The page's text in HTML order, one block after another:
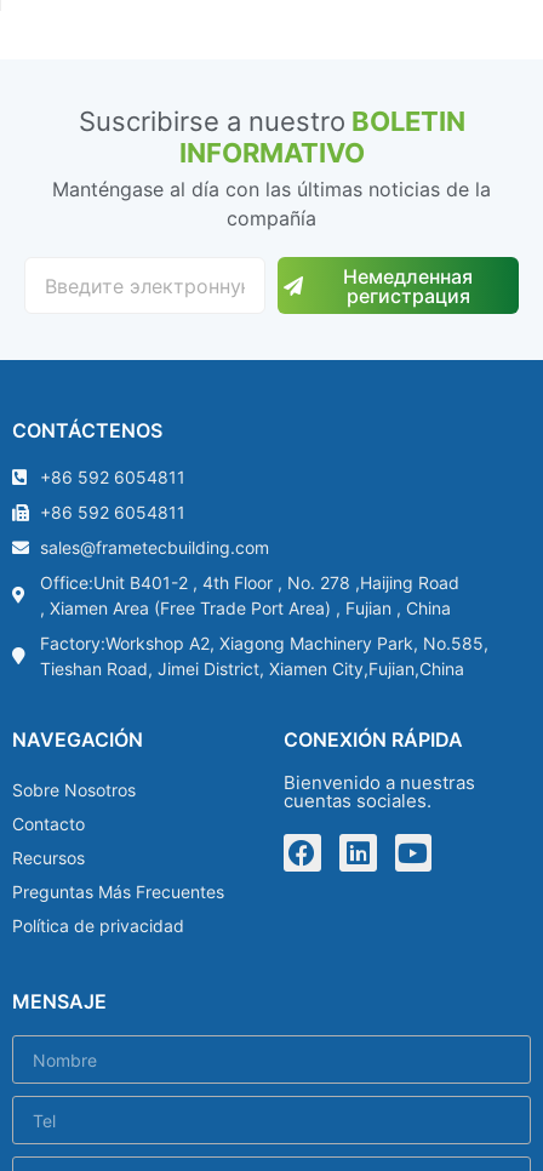
Suscribirse a nuestro BOLETIN
INFORMATIVO
Manténgase al día con las últimas noticias de la
compañía
Немедленная
регистрация
CONTÁCTENOS
+86 592 6054811
+86 592 6054811
sales@frametecbuilding.com
Office:Unit B401-2 , 4th Floor , No. 278 ,Haijing Road
, Xiamen Area (Free Trade Port Area) , Fujian , China
Factory:Workshop A2, Xiagong Machinery Park, No.585,
Tieshan Road, Jimei District, Xiamen City,Fujian,China
NAVEGACIÓN
Sobre Nosotros
Contacto
Recursos
Preguntas Más Frecuentes
Política de privacidad
CONEXIÓN RÁPIDA
Bienvenido a nuestras
cuentas sociales.
MENSAJE